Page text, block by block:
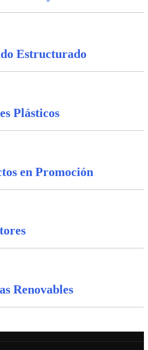
Estructurado
Plásticos
en Promoción
Renovables